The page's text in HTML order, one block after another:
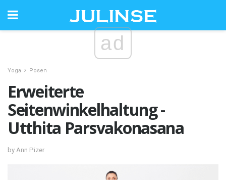
ad
Yoga Posen
Erweiterte
Seitenwinkelhaltung -
Utthita Parsvakonasana
by Ann Pizer